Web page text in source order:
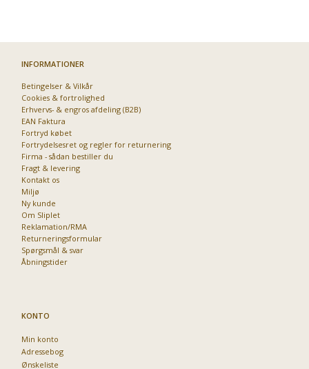
INFORMATIONER
Betingelser & Vilkår
Cookies & fortrolighed
Erhvervs- & engros afdeling (B2B)
EAN Faktura
Fortryd købet
Fortrydelsesret og regler for returnering
Firma - sådan bestiller du
Fragt & levering
Kontakt os
Miljø
Ny kunde
Om Sliplet
Reklamation/RMA
Returneringsformular
Spørgsmål & svar
Åbningstider
KONTO
Min konto
Adressebog
Ønskeliste
Priser fra kun 29,95